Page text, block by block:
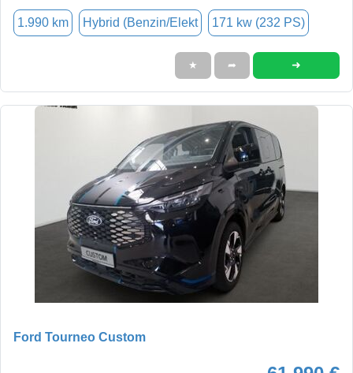
1.990 km Hybrid (Benzin/Elekt 171 kw (232 PS)
★ ➦ ➜
Ford Tourneo Custom